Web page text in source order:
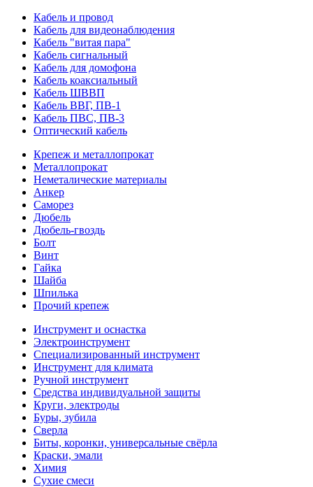
Кабель и провод
Кабель для видеонаблюдения
Кабель "витая пара"
Кабель сигнальный
Кабель для домофона
Кабель коаксиальный
Кабель ШВВП
Кабель ВВГ, ПВ-1
Кабель ПВС, ПВ-3
Оптический кабель
Крепеж и металлопрокат
Металлопрокат
Неметалические материалы
Анкер
Саморез
Дюбель
Дюбель-гвоздь
Болт
Винт
Гайка
Шайба
Шпилька
Прочий крепеж
Инструмент и оснастка
Электроинструмент
Специализированный инструмент
Инструмент для климата
Ручной инструмент
Средства индивидуальной защиты
Круги, электроды
Буры, зубила
Сверла
Биты, коронки, универсальные свёрла
Краски, эмали
Химия
Сухие смеси